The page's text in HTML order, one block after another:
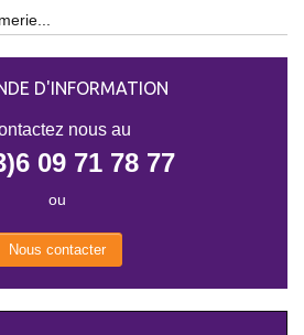
D'INFORMATION
nous au
09 71 78 77
ou
Nous contacter